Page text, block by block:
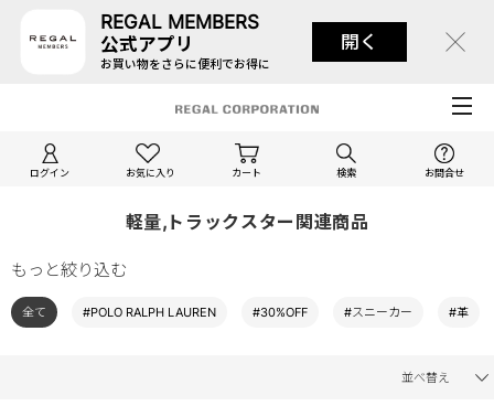
REGAL MEMBERS
公式アプリ
お買い物をさらに便利でお得に
開く
ログイン お気に入り カート 検索 お問合せ
軽量,トラックスター関連商品
もっと絞り込む
全て #POLO RALPH LAUREN #30%OFF #スニーカー #革
並べ替え